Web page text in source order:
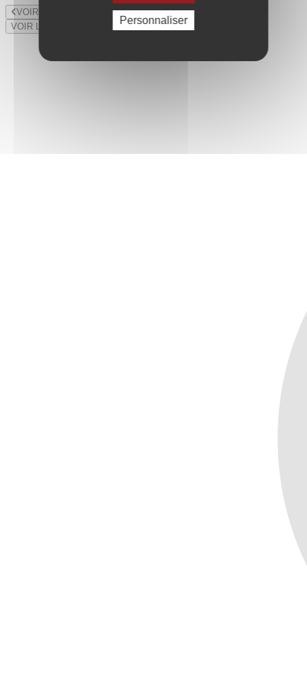
VOIR LE LOT PRÉCÉDENT
VOIR LE LOT SUIVANT
Personnaliser